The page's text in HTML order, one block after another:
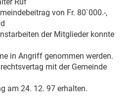
von Fr. 80`000.-,
der Mitglieder konnte
Angriff genommen werden.
mit der Gemeinde
24. 12. 97 erhalten.